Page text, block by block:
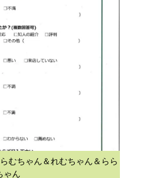
むちゃん＆れむちゃん＆らら
ゃん